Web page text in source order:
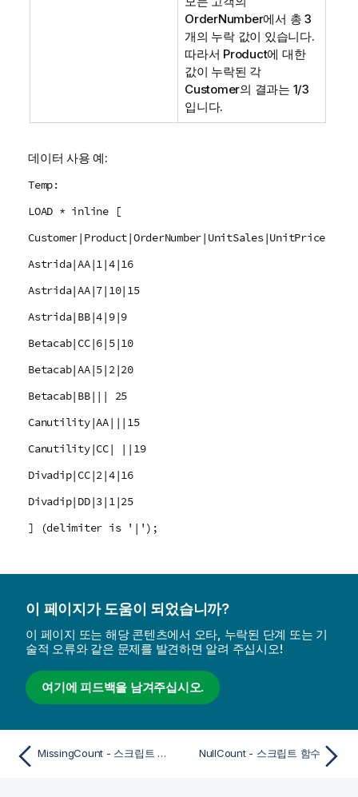
OrderNumber에서 총 3
개의 누락 값이 있습니다.
따라서 Product에 대한
값이 누락된 각
Customer의 결과는 1/3
입니다.
데이터 사용 예:
Temp:
LOAD * inline [
Customer|Product|OrderNumber|UnitSales|UnitPrice
Astrida|AA|1|4|16
Astrida|AA|7|10|15
Astrida|BB|4|9|9
Betacab|CC|6|5|10
Betacab|AA|5|2|20
Betacab|BB||| 25
Canutility|AA|||15
Canutility|CC| ||19
Divadip|CC|2|4|16
Divadip|DD|3|1|25
] (delimiter is '|');
이 페이지가 도움이 되었습니까?
이 페이지 또는 해당 콘텐츠에서 오타, 누락된 단계 또는 기
술적 오류와 같은 문제를 발견하면 알려 주십시오!
여기에 피드백을 남겨주십시오.
MissingCount - 스크립트 함수 NullCount - 스크립트 함수